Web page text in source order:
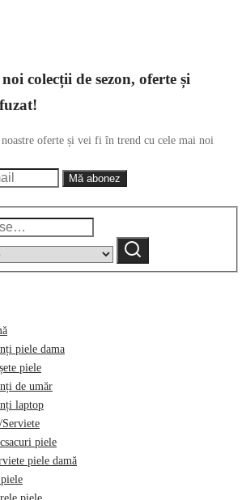
colecții de sezon, oferte și
oferte și vei fi în trend cu cele mai noi
category:
Caută
piele dama
piele
de umăr
laptop
piele
piele damă